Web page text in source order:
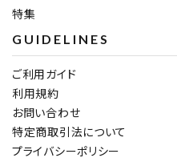
特集
GUIDELINES
ご利用ガイド
利用規約
お問い合わせ
特定商取引法について
プライバシーポリシー